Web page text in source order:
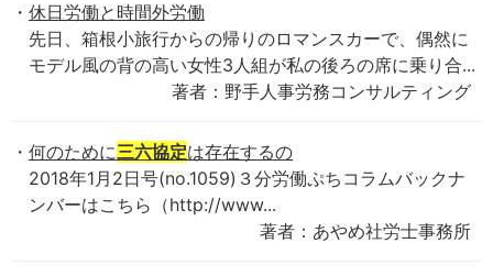
休日労働と時間外労働
先日、箱根小旅行からの帰りのロマンスカーで、偶然に
モデル風の背の高い女性3人組が私の後ろの席に乗り合...
著者：野手人事労務コンサルティング
何のために三六協定は存在するの
2018年1月2日号(no.1059)３分労働ぷちコラムバックナ
ンバーはこちら（http://www...
著者：あやめ社労士事務所